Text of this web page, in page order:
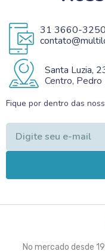
31 3660-3250
Santa Luzia,
Centro,
Fique por dentro das
No mercado desde